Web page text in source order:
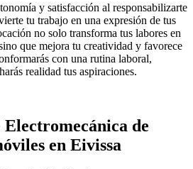
y satisfacción al responsabilizarte
tu trabajo en una expresión de tus
no solo transforma tus labores en
que mejora tu creatividad y favorece
con una rutina laboral,
realidad tus aspiraciones.
de
en Eivissa